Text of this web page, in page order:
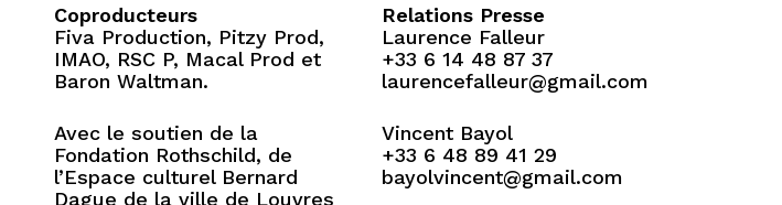
Coproducteurs
Fiva Production, Pitzy Prod,
IMAO, RSC P, Macal Prod et
Baron Waltman.
Avec le soutien de la
Fondation Rothschild, de
l’Espace culturel Bernard
Dague de la ville de Louvres
Relations Presse
Laurence Falleur
+33 6 14 48 87 37
laurencefalleur@gmail.com
Vincent Bayol
+33 6 48 89 41 29
bayolvincent@gmail.com